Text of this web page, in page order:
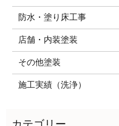
防水・塗り床工事
店舗・内装塗装
その他塗装
施工実績（洗浄）